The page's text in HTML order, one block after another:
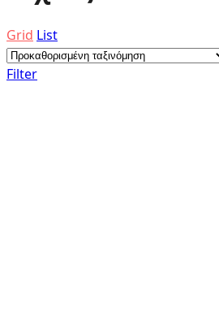
Grid List
Filter